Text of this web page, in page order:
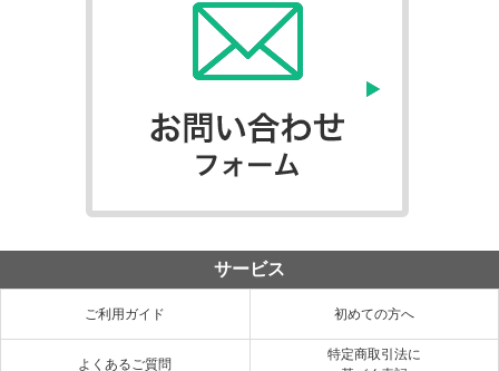
サービス
ご利用ガイド 初めての方へ
よくあるご質問
特定商取引法に